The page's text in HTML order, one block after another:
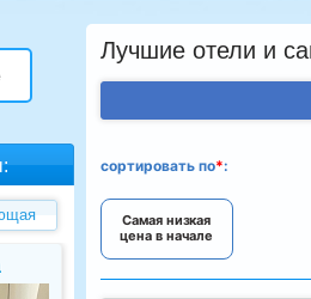
Светлана
Лучшие отели и
сортировать по*:
Самая низкая
цена в начале